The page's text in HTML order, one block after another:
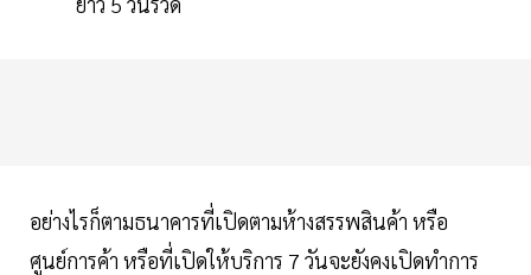
อย่างไรก็ตามธนาคารที่เปิดตามห้างสรรพสินค้า หรือ
ศูนย์การค้า หรือที่เปิดให้บริการ 7 วันจะยังคงเปิดทำการ